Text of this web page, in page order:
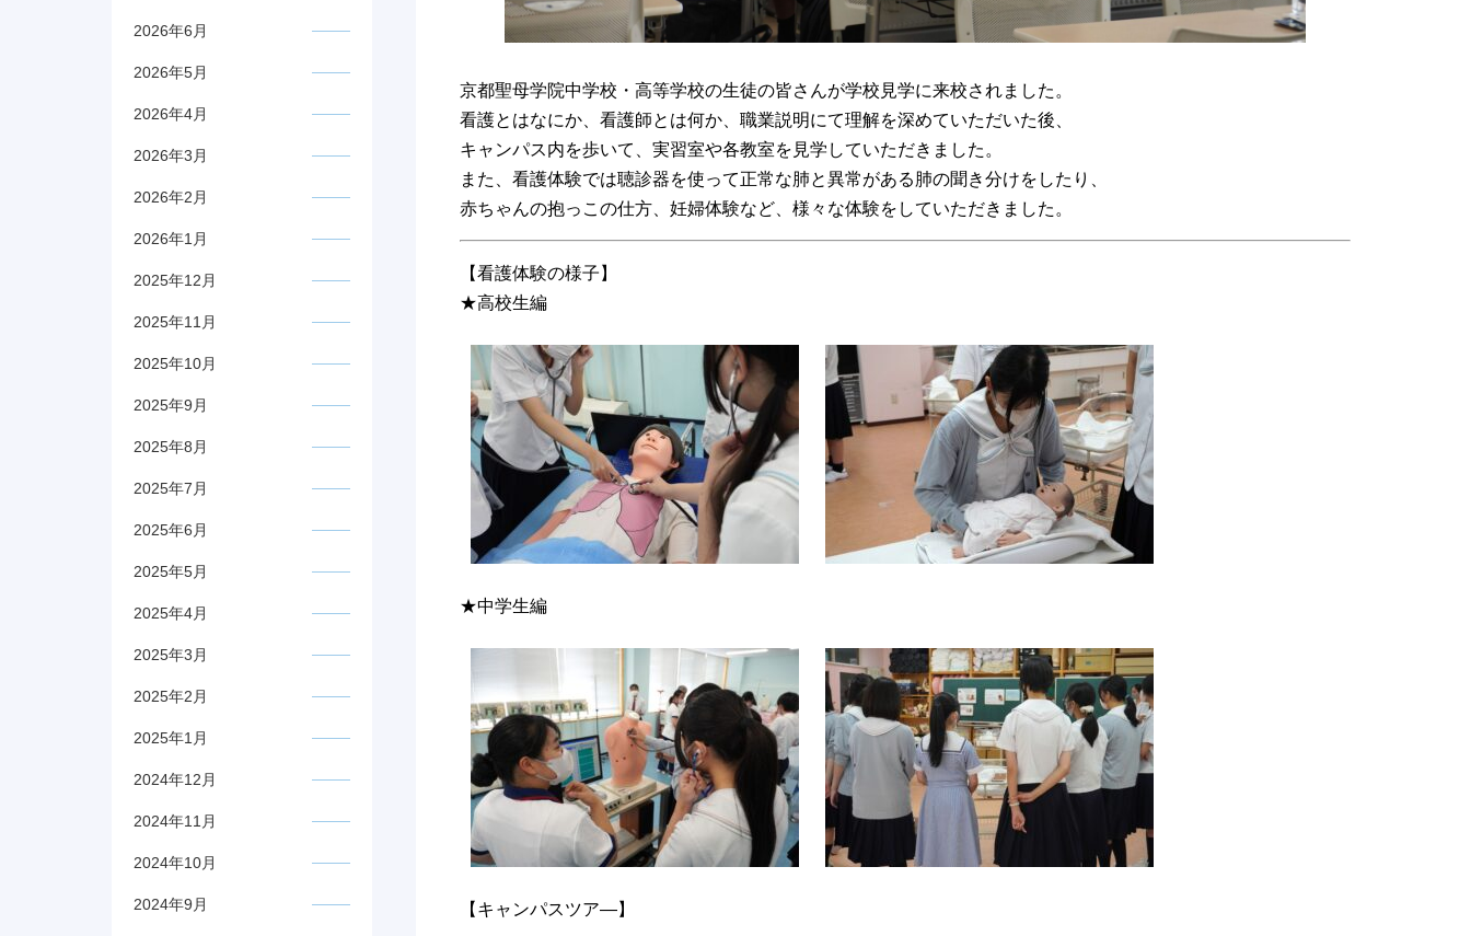
京都聖母学院中学校・高等学校の生徒の皆さんが学校見学に来校されました。
看護とはなにか、看護師とは何か、職業説明にて理解を深めていただいた後、
キャンパス内を歩いて、実習室や各教室を見学していただきました。
また、看護体験では聴診器を使って正常な肺と異常がある肺の聞き分けをしたり、
赤ちゃんの抱っこの仕方、妊婦体験など、様々な体験をしていただきました。
【看護体験の様子】
★高校生編
★中学生編
【キャンパスツア―】
2026年6月
2026年5月
2026年4月
2026年3月
2026年2月
2026年1月
2025年12月
2025年11月
2025年10月
2025年9月
2025年8月
2025年7月
2025年6月
2025年5月
2025年4月
2025年3月
2025年2月
2025年1月
2024年12月
2024年11月
2024年10月
2024年9月